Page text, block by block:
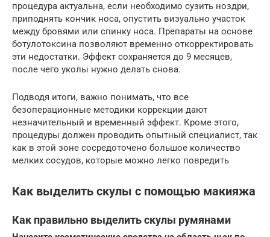
процедура актуальна, если необходимо сузить ноздри,
приподнять кончик носа, опустить визуально участок
между бровями или спинку носа. Препараты на основе
ботулотоксина позволяют временно откорректировать
эти недостатки. Эффект сохраняется до 9 месяцев,
после чего уколы нужно делать снова.
Подводя итоги, важно понимать, что все
безоперационные методики коррекции дают
незначительный и временный эффект. Кроме этого,
процедуры должен проводить опытный специалист, так
как в этой зоне сосредоточено большое количество
мелких сосудов, которые можно легко повредить
Как выделить скулы с помощью макияжа
Как правильно выделить скулы румянами